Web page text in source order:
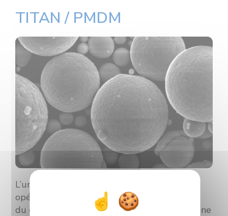
TITAN / PMDM
L’une des parties de la plateforme TITAN,
opérée par l’équipeLERMPSdes chercheurs
du département
PMDM de l’ICB, dispose d’une